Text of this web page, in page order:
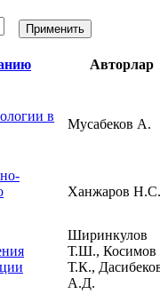
Авторлар
в
Мусабеков А.
Ханжаров Н.С.
Ширинкулов
Т.Ш., Косимов
Т.К.,
А.Д.